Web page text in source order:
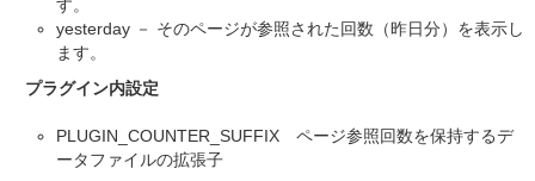
す。
yesterday － そのページが参照された回数（昨日分）を表示し
ます。
プラグイン内設定
PLUGIN_COUNTER_SUFFIX ページ参照回数を保持するデ
ータファイルの拡張子